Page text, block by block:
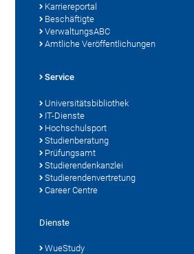
Karriereportal
Beschäftigte
VerwaltungsABC
Amtliche Veröffentlichungen
Service
Universitätsbibliothek
IT-Dienste
Hochschulsport
Studienberatung
Prüfungsamt
Studierendenkanzlei
Studierendenvertretung
Career Centre
Dienste
WueStudy